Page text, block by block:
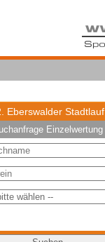
Eberswalder Stadtlauf
Einzelwertung